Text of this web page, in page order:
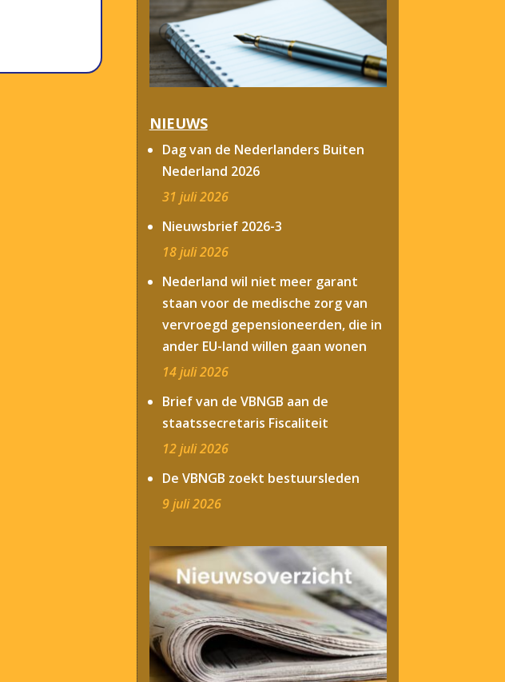
NIEUWS
Dag van de Nederlanders Buiten
Nederland 2026
31 juli 2026
Nieuwsbrief 2026-3
18 juli 2026
Nederland wil niet meer garant
staan voor de medische zorg van
vervroegd gepensioneerden, die in
ander EU-land willen gaan wonen
14 juli 2026
Brief van de VBNGB aan de
staatssecretaris Fiscaliteit
12 juli 2026
De VBNGB zoekt bestuursleden
9 juli 2026